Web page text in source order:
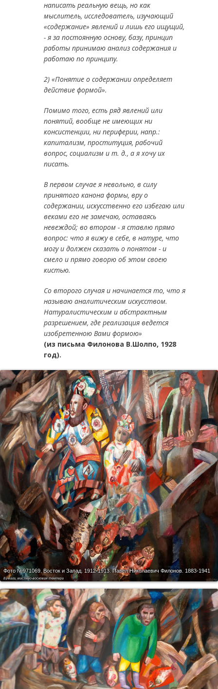
написать реальную вещь, но как
мыслитель, исследователь, изучающий
«содержание» явлений и лишь его ищущий,
- я за постоянную основу, базу, принцип
работы принимаю анализ содержания и
работаю по принципу.
2) «Понятие о содержании определяет
действие формой».
Помимо того, есть ряд явлений или
понятий, вообще не имеющих ни
консистенции, ни периферии, напр.:
капитализм, проституция, рабочий
вопрос, социализм и т. д., а я хочу их
писать.
В первом случае я невольно, в силу
принятого канона формы, вру о
содержании, искусственно его избегаю или
веками его не замечаю, оставаясь
невеждой; во втором - я ставлю прямо
вопрос: что я вижу в себе, в натуре, что
могу и должен сказать о понятом - и
смело и прямо говорю об этом своею
кистью.
Со второго случая и начинается то, что я
называю аналитическим искусством.
Натуралистическим и абстрактным
разрешением, где реализация ведется
изобретенною Вами формою»
(из письма Филонова В.Шолпо, 1928
год).
Фото №971069. Восток и Запад. 1912-1913. Павел Николаевич Филонов. 1883-1941
Бумага, масляно-восковая темпера